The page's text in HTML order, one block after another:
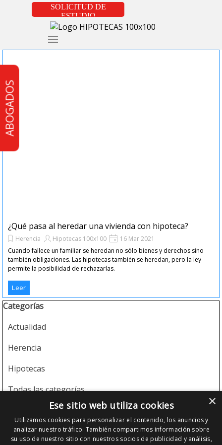
Vaya al Contenido
Saltar menú
SOLICITUD DE
ESTUDIO
¿Qué pasa al heredar una vivienda con hipoteca?
Herencia Hipotecas 100x100
16 Mar 2021
Cuando fallece un familiar se heredan no sólo bienes y derechos sino
también obligaciones. Las hipotecas también se heredan, pero la ley
permite la posibilidad de rechazarlas.
Leer
Saltar el bloque Categorías
Categorías
Actualidad
Herencia
Hipotecas
Todas las categorías
CONTACTO
ABOGADOS
Rambla Cataluña, 14
×
Ese sitio web utiliza cookies
Utilizamos cookies para personalizar el contenido, los anuncios y
analizar nuestro tráfico. También compartimos información sobre
su uso de nuestro sitio con nuestros socios de publicidad y análisis,